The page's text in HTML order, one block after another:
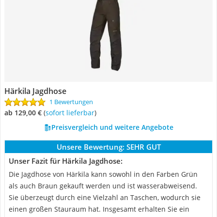
Härkila Jagdhose
1 Bewertungen
ab 129,00 € ( Sofort lieferbar)
Preisvergleich und weitere Angebote
Unsere Bewertung: SEHR GUT
Unser Fazit für Härkila Jagdhose:
Die Jagdhose von Härkila kann sowohl in den Farben Grün
als auch Braun gekauft werden und ist wasserabweisend.
Sie überzeugt durch eine Vielzahl an Taschen, wodurch sie
einen großen Stauraum hat. Insgesamt erhalten Sie ein